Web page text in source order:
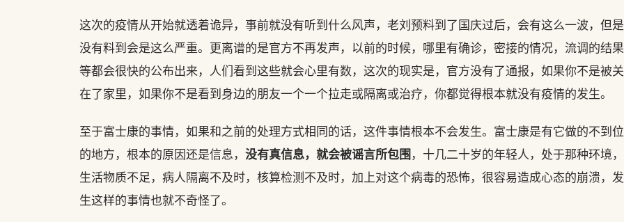
这次的疫情从开始就透着诡异，事前就没有听到什么风声，老刘预料到了国庆过后，会有这么一波，但是
没有料到会是这么严重。更离谱的是官方不再发声，以前的时候，哪里有确诊，密接的情况，流调的结果
等都会很快的公布出来，人们看到这些就会心里有数，这次的现实是，官方没有了通报，如果你不是被关
在了家里，如果你不是看到身边的朋友一个一个拉走或隔离或治疗，你都觉得根本就没有疫情的发生。
至于富士康的事情，如果和之前的处理方式相同的话，这件事情根本不会发生。富士康是有它做的不到位
的地方，根本的原因还是信息， 没有真信息，就会被谣言所包围，十几二十岁的年轻人，处于那种环境，
生活物质不足，病人隔离不及时，核算检测不及时，加上对这个病毒的恐怖，很容易造成心态的崩溃，发
生这样的事情也就不奇怪了。